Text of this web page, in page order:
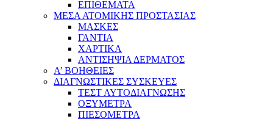
ΕΠΙΘΕΜΑΤΑ
ΜΕΣΑ ΑΤΟΜΙΚΗΣ ΠΡΟΣΤΑΣΙΑΣ
ΜΑΣΚΕΣ
ΓΑΝΤΙΑ
ΧΑΡΤΙΚΑ
ΑΝΤΙΣΗΨΙΑ ΔΕΡΜΑΤΟΣ
Α’ ΒΟΗΘΕΙΕΣ
ΔΙΑΓΝΩΣΤΙΚΕΣ ΣΥΣΚΕΥΕΣ
ΤΕΣΤ ΑΥΤΟΔΙΑΓΝΩΣΗΣ
ΟΞΥΜΕΤΡΑ
ΠΙΕΣΟΜΕΤΡΑ